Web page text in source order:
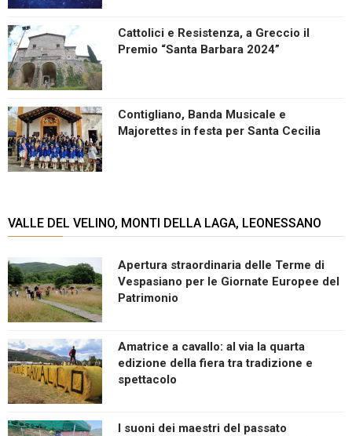
Cattolici e Resistenza, a Greccio il
Premio “Santa Barbara 2024”
Contigliano, Banda Musicale e
Majorettes in festa per Santa Cecilia
VALLE DEL VELINO, MONTI DELLA LAGA, LEONESSANO
Apertura straordinaria delle Terme di
Vespasiano per le Giornate Europee del
Patrimonio
Amatrice a cavallo: al via la quarta
edizione della fiera tra tradizione e
spettacolo
I suoni dei maestri del passato